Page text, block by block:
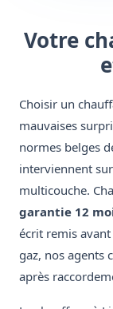
Votre
Choisir un
mauvaises
normes belges
interviennent
multicouche.
garantie 12
écrit remis
gaz, nos agents
après